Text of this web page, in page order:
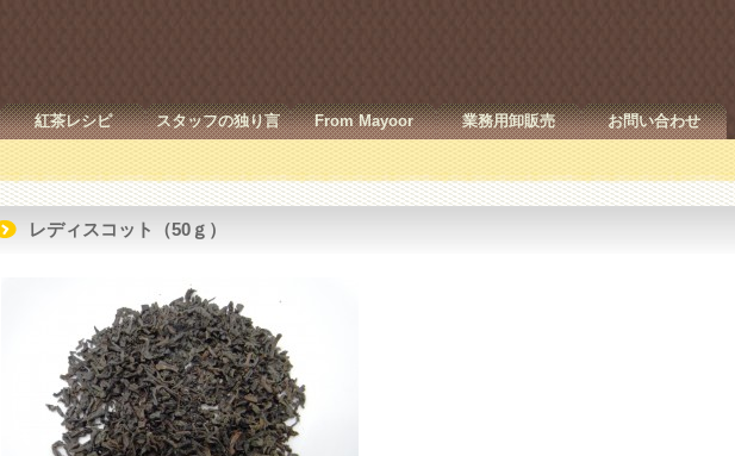
紅茶レシピ スタッフの独り言 From Mayoor 業務用卸販売 お問い合わせ
レディスコット（50ｇ）